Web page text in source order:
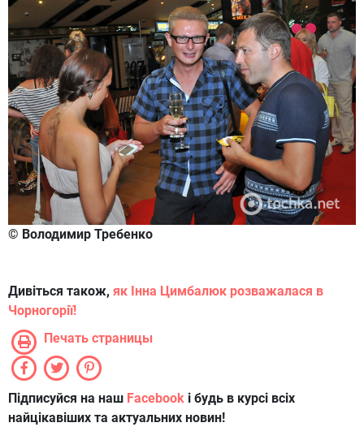
© Володимир Требенко
Дивіться також, як Інна Цимбалюк розважалася в
Чорногорії!
Печать страницы
Підписуйся на наш Facebook і будь в курсі всіх
найцікавіших та актуальних новин!